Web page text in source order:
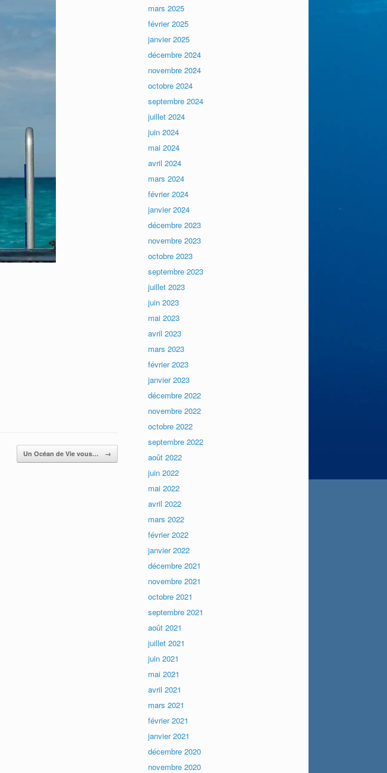
Un Océan de Vie vous… →
mars 2025
février 2025
janvier 2025
décembre 2024
novembre 2024
octobre 2024
septembre 2024
juillet 2024
juin 2024
mai 2024
avril 2024
mars 2024
février 2024
janvier 2024
décembre 2023
novembre 2023
octobre 2023
septembre 2023
juillet 2023
juin 2023
mai 2023
avril 2023
mars 2023
février 2023
janvier 2023
décembre 2022
novembre 2022
octobre 2022
septembre 2022
août 2022
juin 2022
mai 2022
avril 2022
mars 2022
février 2022
janvier 2022
décembre 2021
novembre 2021
octobre 2021
septembre 2021
août 2021
juillet 2021
juin 2021
mai 2021
avril 2021
mars 2021
février 2021
janvier 2021
décembre 2020
novembre 2020